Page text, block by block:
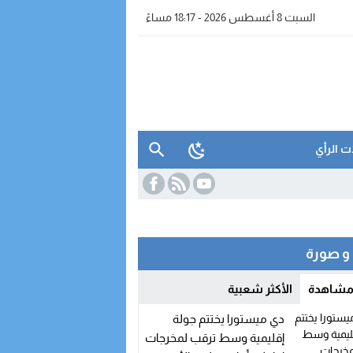
السبت 8 أغسطس 2026 - 18:17 مساءً
الرأي
صورة
مشاهدة الأكثر شعبية
دي ميستورا يختتم جولة
إقليمية وسط ترقب لمخرجات